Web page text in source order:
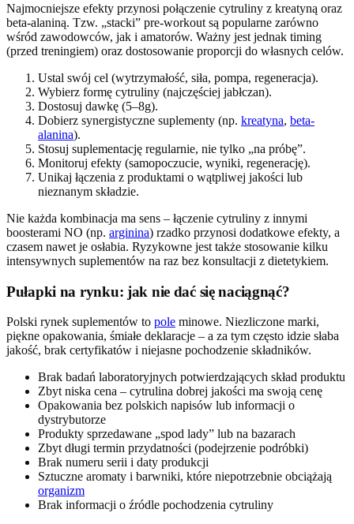
Najmocniejsze efekty przynosi połączenie cytruliny z kreatyną oraz
beta-alaniną. Tzw. „stacki” pre-workout są popularne zarówno
wśród zawodowców, jak i amatorów. Ważny jest jednak timing
(przed treningiem) oraz dostosowanie proporcji do własnych celów.
Ustal swój cel (wytrzymałość, siła, pompa, regeneracja).
Wybierz formę cytruliny (najczęściej jabłczan).
Dostosuj dawkę (5–8g).
Dobierz synergistyczne suplementy (np. kreatyna, beta-
alanina).
Stosuj suplementację regularnie, nie tylko „na próbę”.
Monitoruj efekty (samopoczucie, wyniki, regenerację).
Unikaj łączenia z produktami o wątpliwej jakości lub
nieznanym składzie.
Nie każda kombinacja ma sens – łączenie cytruliny z innymi
boosterami NO (np. arginina) rzadko przynosi dodatkowe efekty, a
czasem nawet je osłabia. Ryzykowne jest także stosowanie kilku
intensywnych suplementów na raz bez konsultacji z dietetykiem.
Pułapki na rynku: jak nie dać się naciągnąć?
Polski rynek suplementów to pole minowe. Niezliczone marki,
piękne opakowania, śmiałe deklaracje – a za tym często idzie słaba
jakość, brak certyfikatów i niejasne pochodzenie składników.
Brak badań laboratoryjnych potwierdzających skład produktu
Zbyt niska cena – cytrulina dobrej jakości ma swoją cenę
Opakowania bez polskich napisów lub informacji o
dystrybutorze
Produkty sprzedawane „spod lady” lub na bazarach
Zbyt długi termin przydatności (podejrzenie podróbki)
Brak numeru serii i daty produkcji
Sztuczne aromaty i barwniki, które niepotrzebnie obciążają
organizm
Brak informacji o źródle pochodzenia cytruliny